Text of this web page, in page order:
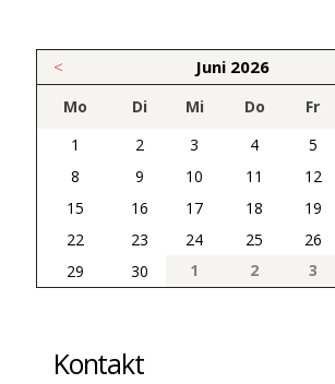
< Juni 2026
Mo Di Mi Do Fr
1
2 3 4 5
8
9 10 11 12
15
16 17 18 19
22
23 24 25 26
29
30 1 2 3
Kontakt